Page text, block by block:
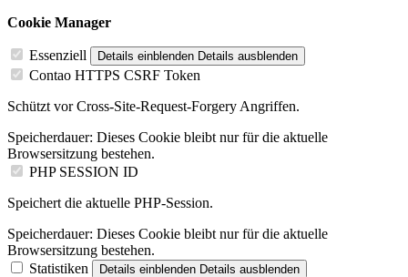
Cookie Manager
Essenziell Details einblenden Details ausblenden
Contao HTTPS CSRF Token
Schützt vor Cross-Site-Request-Forgery Angriffen.
Speicherdauer: Dieses Cookie bleibt nur für die aktuelle
Browsersitzung bestehen.
PHP SESSION ID
Speichert die aktuelle PHP-Session.
Speicherdauer: Dieses Cookie bleibt nur für die aktuelle
Browsersitzung bestehen.
Statistiken
Details einblenden Details ausblenden